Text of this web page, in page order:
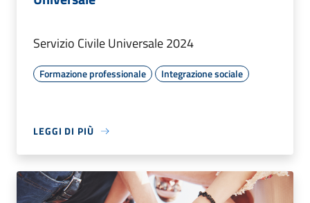
Servizio Civile Universale 2024
Formazione professionale Integrazione sociale
LEGGI DI PIÙ